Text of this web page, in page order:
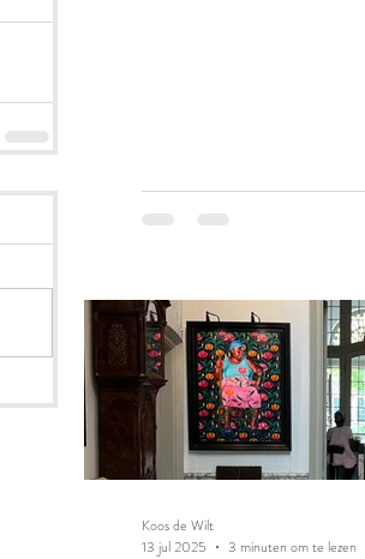
Koos de Wilt
13 jul 2025
3 minuten om te lezen